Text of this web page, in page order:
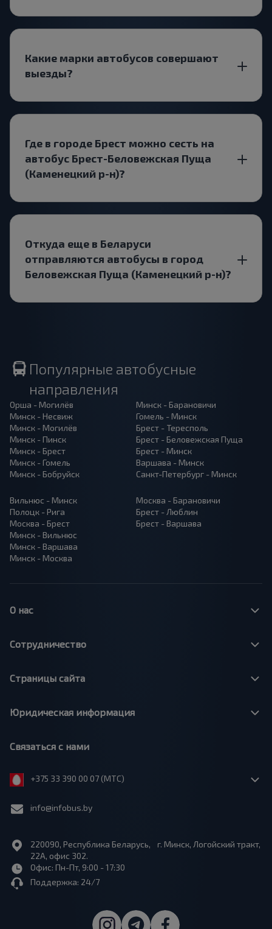
Какие марки автобусов совершают
выезды?
Где в городе Брест можно сесть на
автобус Брест-Беловежская Пуща
(Каменецкий р-н)?
Откуда еще в Беларуси
отправляются автобусы в город
Беловежская Пуща (Каменецкий р-н)?
Популярные автобусные
направления
Орша - Могилёв
Минск - Несвиж
Минск - Могилёв
Минск - Пинск
Минск - Брест
Минск - Гомель
Минск - Бобруйск
Минск - Барановичи
Гомель - Минск
Брест - Тересполь
Брест - Беловежская Пуща
Брест - Минск
Варшава - Минск
Санкт-Петербург - Минск
Вильнюс - Минск
Полоцк - Рига
Москва - Брест
Минск - Вильнюс
Минск - Варшава
Минск - Москва
Москва - Барановичи
Брест - Люблин
Брест - Варшава
О нас
Сотрудничество
Страницы сайта
Юридическая информация
Связаться с нами
+375 33 390 00 07 (МТС)
info@infobus.by
220090, Республика Беларусь, г. Минск, Логойский тракт,
22А, офис 302.
Офис: Пн-Пт, 9:00 - 17:30
Поддержка: 24/7